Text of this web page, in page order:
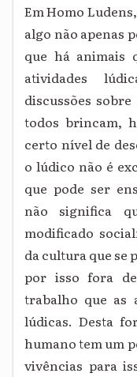
Em Homo
algo não apenas
que há animais
atividades
discussões
todos brincam,
certo nível de
o lúdico não é
que pode ser
não significa
modificado
da cultura que se
por isso fora
trabalho que as
lúdicas. Desta
humano tem um
vivências para